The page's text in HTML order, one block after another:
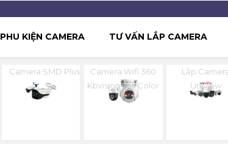
PHU KIỆN CAMERA TƯ VẤN LẮP CAMERA
Camera SMD Plus
Camera Wifi 360
Kbvision Full Color
Lắp
Uniview